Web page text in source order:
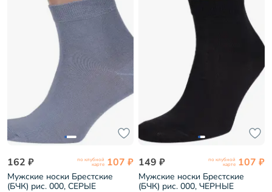
162 ₽ по клубной
карте 107 ₽
Мужские носки Брестские
(БЧК) рис. 000, СЕРЫЕ
149 ₽ по клубной
карте 107 ₽
Мужские носки Брестские
(БЧК) рис. 000, ЧЕРНЫЕ